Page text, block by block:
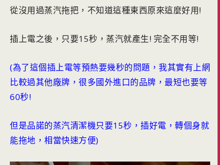
從沒用過蒸汽拖把，不知道這種東西原來這麼好用!
插上電之後，只要15秒，蒸汽就產生! 完全不用等!
(為了這個插上電等預熱要幾秒的問題，我其實有上網
比較過其他廠牌，很多國外進口的品牌，最短也要等
60秒!
但是品諾的蒸汽清潔機只要15秒，插好電，轉個身就
能拖地，相當快速方便)